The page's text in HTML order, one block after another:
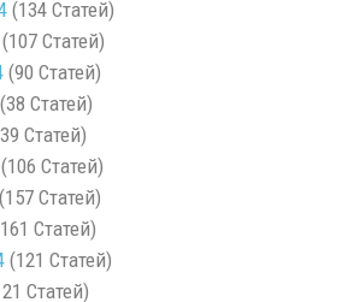
(134 Статей)
(107 Статей)
(90 Статей)
(38 Статей)
Статей)
(106 Статей)
(157 Статей)
Статей)
(121 Статей)
Статей)